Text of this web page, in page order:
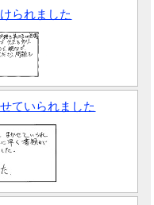
られました
ていられました